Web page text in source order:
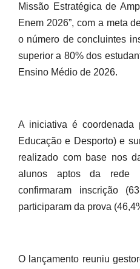
Missão Estratégica de
Enem 2026”, com a meta
o número de concluintes
superior a 80% dos
Ensino Médio de 2026.
A iniciativa é coordenada
Educação e Desporto) e
realizado com base nos
alunos aptos da rede
confirmaram inscrição
participaram da prova
O lançamento reuniu